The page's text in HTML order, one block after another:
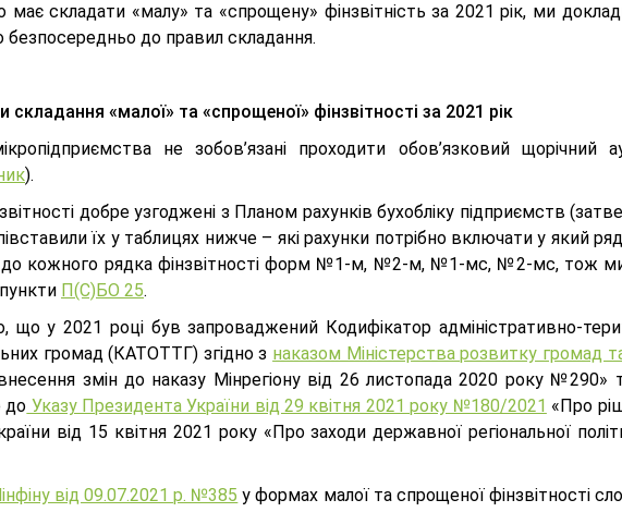
має складати «малу» та «спрощену» фінзвітність за 2021 рік, ми
до правил складання.
складання «малої» та «спрощеної» фінзвітності за 2021 рік
не зобов’язані проходити обов’язковий щорічний
).
добре узгоджені з Планом рахунків бухобліку підприємств
їх у таблицях нижче – які рахунки потрібно включати у який
до кожного рядка фінзвітності форм №1-м, №2-м, №1-мс, №2-мс, тож ми
пункти П(С)БО 25.
що у 2021 році був запроваджений Кодифікатор адміністративно-
громад (КАТОТТГ) згідно з наказом Міністерства розвитку громад
змін до наказу Мінрегіону від 26 листопада 2020 року №290»
до Указу Президента України від 29 квітня 2021 року №180/2021 «Про
від 15 квітня 2021 року «Про заходи державної регіональної
від 09.07.2021 р. №385 у формах малої та спрощеної фінзвітності